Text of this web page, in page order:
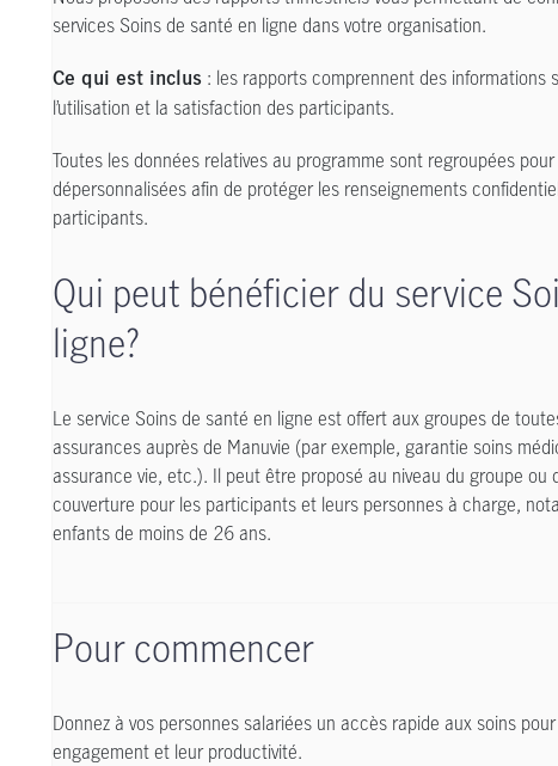
services Soins de santé en ligne dans votre organisation.
Ce qui est inclus : les rapports comprennent des informations
l’utilisation et la satisfaction des participants.
Toutes les données relatives au programme sont regroupées pour
dépersonnalisées afin de protéger les renseignements
participants.
Qui peut bénéficier du service
ligne?
Le service Soins de santé en ligne est offert aux groupes de
assurances auprès de Manuvie (par exemple, garantie soins
assurance vie, etc.). Il peut être proposé au niveau du groupe ou
couverture pour les participants et leurs personnes à charge,
enfants de moins de 26 ans.
Pour commencer
Donnez à vos personnes salariées un accès rapide aux soins
engagement et leur productivité.